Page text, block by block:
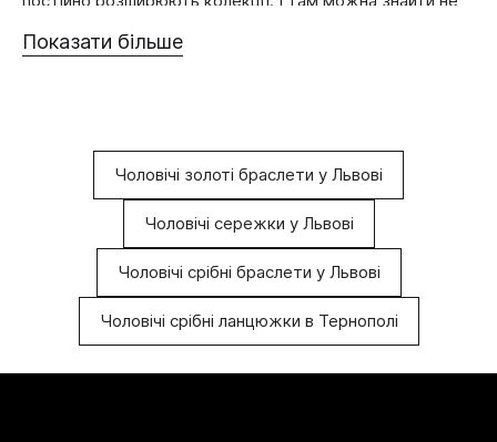
досить швидко здобули популярність.
ЯК ПІДІБРАТИ ПРИКРАСИ ТА НЕ
ПОЖАЛКУВАТИ ПРО ЦЕ?
Подібні вироби одразу привертають до себе увагу.
Адже вони виглядають досить незвично. До того ж не
кожен наважиться на носіння подібних речей. Якщо ж
віддаєте перевагу чоловічим золотим сережкам, то
Показати більше
Чоловічі золоті браслети у Львові
Чоловічі сережки у Львові
Чоловічі срібні браслети у Львові
Чоловічі срібні ланцюжки в Тернополі